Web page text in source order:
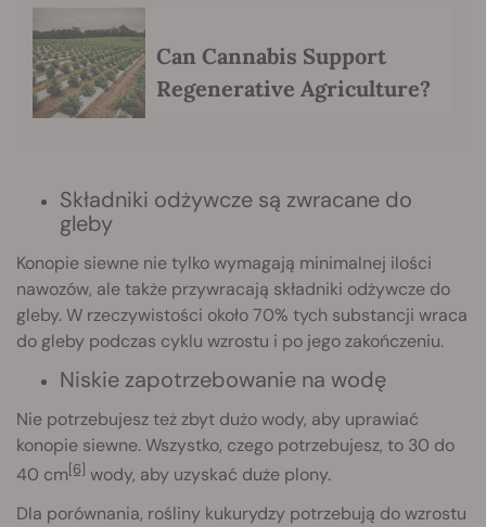
Can Cannabis Support
Regenerative Agriculture?
Składniki odżywcze są zwracane do
gleby
Konopie siewne nie tylko wymagają minimalnej ilości
nawozów, ale także przywracają składniki odżywcze do
gleby. W rzeczywistości około 70% tych substancji wraca
do gleby podczas cyklu wzrostu i po jego zakończeniu.
Niskie zapotrzebowanie na wodę
Nie potrzebujesz też zbyt dużo wody, aby uprawiać
konopie siewne. Wszystko, czego potrzebujesz, to 30 do
40 cm[6] wody, aby uzyskać duże plony.
Dla porównania, rośliny kukurydzy potrzebują do wzrostu